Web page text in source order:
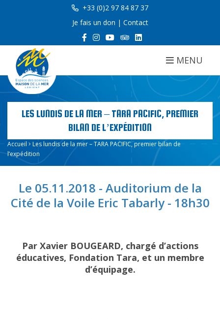
+33 (0)2 97 84 87 37
Je fais un don | Contact
MENU
LES LUNDIS DE LA MER – TARA PACIFIC, PREMIER
BILAN DE L’EXPÉDITION
Accueil
Les lundis de la mer – TARA PACIFIC, premier bilan de
l’expédition
Le 05.11.2018 - Auditorium de la
Cité de la Voile Eric Tabarly - 18h30
Par Xavier BOUGEARD, chargé d’actions
éducatives, Fondation Tara, et un membre
d’équipage.